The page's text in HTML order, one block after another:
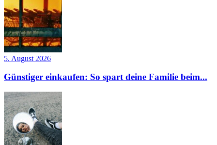
5. August 2026
Günstiger einkaufen: So spart deine Familie beim...